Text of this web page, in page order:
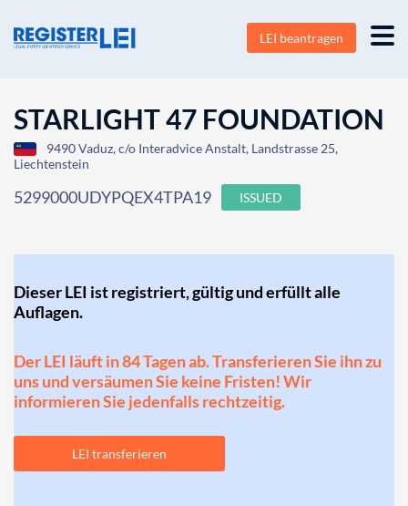
LEI beantragen
STARLIGHT 47 FOUNDATION
9490 Vaduz, c/o Interadvice Anstalt, Landstrasse 25,
Liechtenstein
5299000UDYPQEX4TPA19 ISSUED
Dieser LEI ist registriert, gültig und erfüllt alle
Auflagen.
Der LEI läuft in 84 Tagen ab. Transferieren Sie ihn zu
uns und versäumen Sie keine Fristen! Wir
informieren Sie jedenfalls rechtzeitig.
LEI transferieren